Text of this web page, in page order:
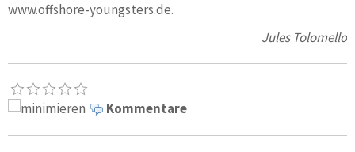
www.offshore-youngsters.de.
Jules Tolomello
Kommentare